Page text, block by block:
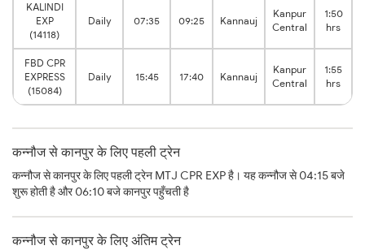
KALINDI
EXP
(14118)
Daily 07:35 09:25 Kannauj
Kanpur
Central
1:50
hrs
FBD CPR
EXPRESS
(15084)
Daily 15:45 17:40 Kannauj
Kanpur
Central
1:55
hrs
कन्नौज से कानपुर के लिए पहली ट्रेन
कन्नौज से कानपुर के लिए पहली ट्रेन MTJ CPR EXP है। यह कन्नौज से 04:15 बजे
शुरू होती है और 06:10 बजे कानपुर पहुँचती है
कन्नौज से कानपुर के लिए अंतिम ट्रेन